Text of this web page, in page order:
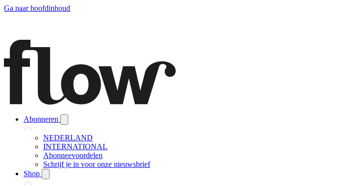
Ga naar hoofdinhoud
Abonneren
NEDERLAND
INTERNATIONAL
Abonneevoordelen
Schrijf je in voor onze nieuwsbrief
Shop